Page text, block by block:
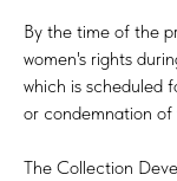
By the time of the
women's rights
which is scheduled
or condemnation of
The Collection